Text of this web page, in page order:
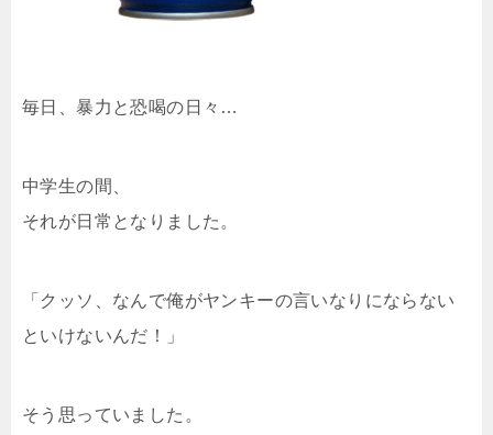
毎日、暴力と恐喝の日々…
中学生の間、
それが日常となりました。
「クッソ、なんで俺がヤンキーの言いなりにならない
といけないんだ！」
そう思っていました。